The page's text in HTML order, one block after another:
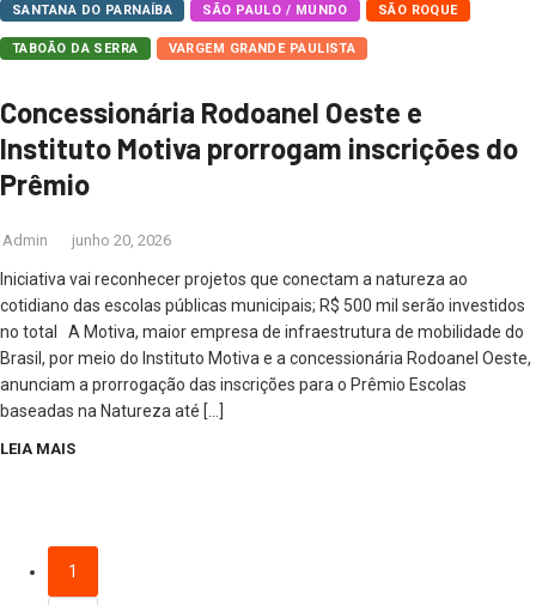
SANTANA DO PARNAÍBA SÃO PAULO / MUNDO SÃO ROQUE
TABOÃO DA SERRA VARGEM GRANDE PAULISTA
Concessionária Rodoanel Oeste e
Instituto Motiva prorrogam inscrições do
Prêmio
Admin junho 20, 2026
Iniciativa vai reconhecer projetos que conectam a natureza ao
cotidiano das escolas públicas municipais; R$ 500 mil serão investidos
no total A Motiva, maior empresa de infraestrutura de mobilidade do
Brasil, por meio do Instituto Motiva e a concessionária Rodoanel Oeste,
anunciam a prorrogação das inscrições para o Prêmio Escolas
baseadas na Natureza até […]
LEIA MAIS
1